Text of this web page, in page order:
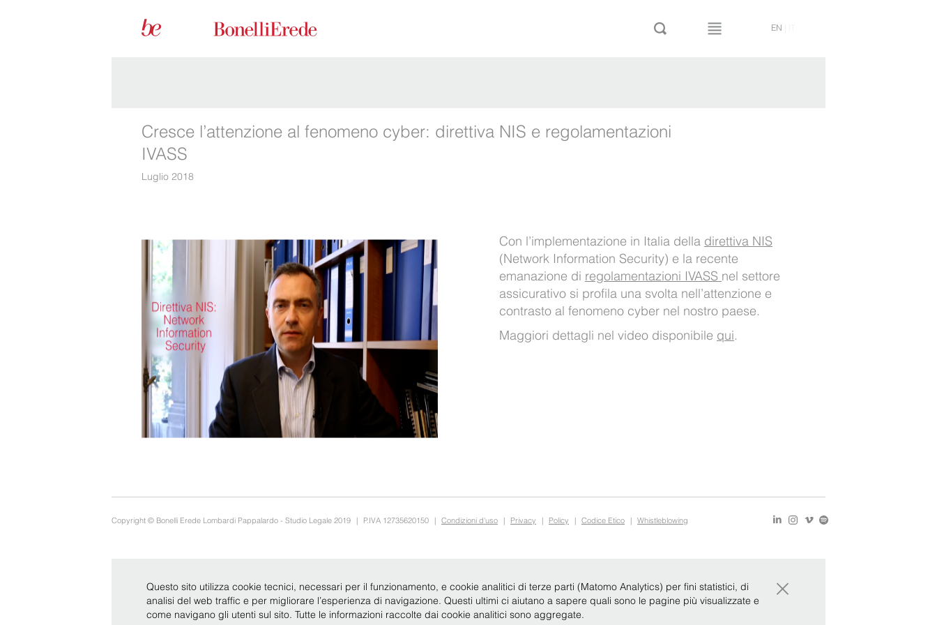
EN
Cresce l’attenzione al fenomeno cyber: direttiva NIS e regolamentazioni
IVASS
Luglio 2018
Con l’implementazione in Italia della direttiva NIS
(Network Information Security) e la recente
emanazione di regolamentazioni IVASS nel settore
assicurativo si profila una svolta nell’attenzione e
contrasto al fenomeno cyber nel nostro paese.
Maggiori dettagli nel video disponibile qui.
Copyright © Bonelli Erede Lombardi Pappalardo - Studio Legale 2019 | P.IVA 12735620150 | Condizioni d'uso | Privacy | Policy | Codice Etico | Whistleblowing
Questo sito utilizza cookie tecnici, necessari per il funzionamento, e cookie analitici di terze parti (Matomo Analytics) per fini statistici, di
analisi del web traffic e per migliorare l’esperienza di navigazione. Questi ultimi ci aiutano a sapere quali sono le pagine più visualizzate e
come navigano gli utenti sul sito. Tutte le informazioni raccolte dai cookie analitici sono aggregate.
×